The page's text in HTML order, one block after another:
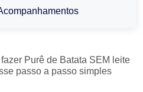
Purê de Batata SEM leite
passo a passo simples